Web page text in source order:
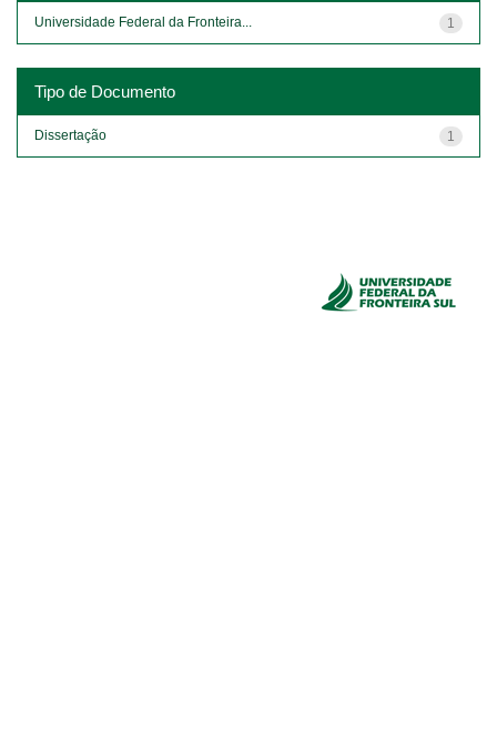
1
Universidade Federal da Fronteira...
Tipo de Documento
1
Dissertação